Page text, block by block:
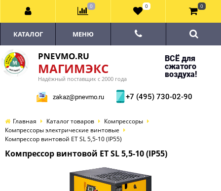
PNEVMO.RU
МАГИМЭКС
Надёжный поставщик с 2000 года
ВСЁ для
сжатого
воздуха!
zakaz@pnevmo.ru +7 (495) 730-02-90
КАТАЛОГ МЕНЮ
Главная Каталог товаров
Компрессоры
Компрессоры электрические винтовые
Компрессор винтовой ET SL 5,5-10 (IP55)
Компрессор винтовой ET SL 5,5-10 (IP55)
0 0 0